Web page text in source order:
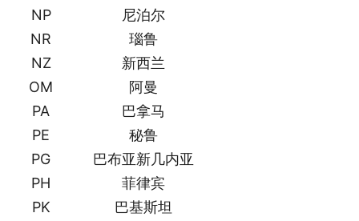
NP
尼泊尔
NR
瑙鲁
NZ
新西兰
OM
阿曼
PA
巴拿马
PE
秘鲁
PG
巴布亚新几内亚
PH
菲律宾
PK
巴基斯坦